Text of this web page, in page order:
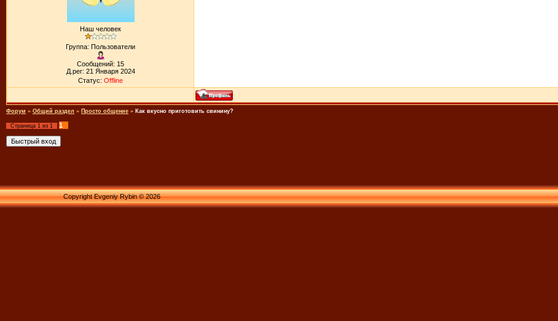
Наш человек
Группа: Пользователи
Сообщений: 15
Д.рег: 21 Января 2024
Статус: Offline
Форум » Общий раздел » Просто общение » Как вкусно приготовить свинину?
Страница 1 из 1
1
Copyright Evgeniy Rybin © 2026